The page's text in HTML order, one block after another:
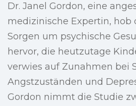
Dr. Janel Gordon, eine
medizinische Expertin, hob
Sorgen um psychische
hervor, die heutzutage
verwies auf Zunahmen bei
Angstzuständen und
Gordon nimmt die Studie